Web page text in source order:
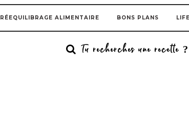
RÉEQUILIBRAGE ALIMENTAIRE BONS PLANS